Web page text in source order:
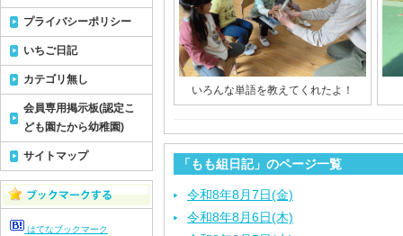
いろんな単語を教えてくれたよ！
「もも組日記」のページ一覧
令和8年8月7日(金)
令和8年8月6日(木)
プライバシーポリシー
いちご日記
カテゴリ無し
会員専用掲示板(認定こ
ども園たから幼稚園)
サイトマップ
はてなブックマーク